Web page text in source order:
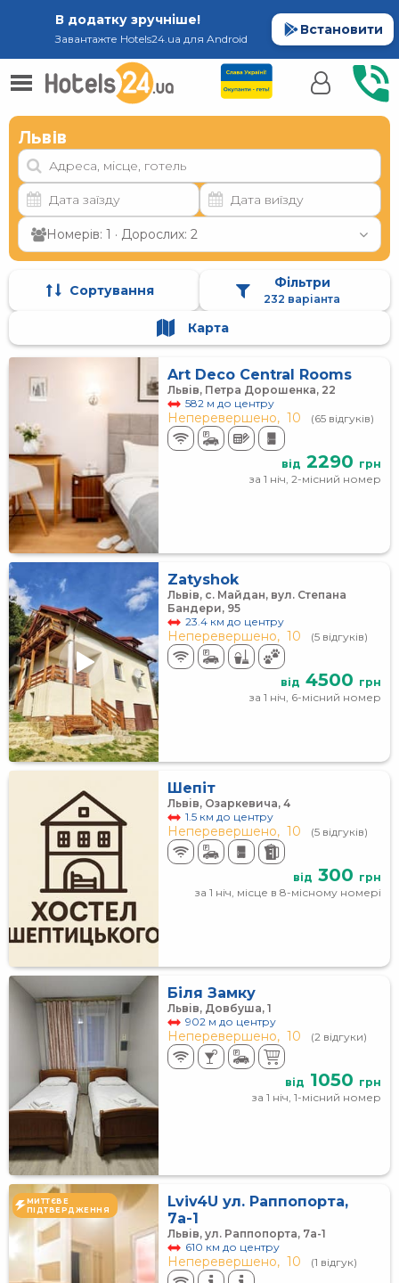
В додатку зручніше!
Завантажте Hotels24.ua для Android
Встановити
Львів
Номерів: 1 · Дорослих: 2
Сортування Фільтри
232 варіанта
Карта
Art Deco Central Rooms
Львів, Петра Дорошенка, 22
582 м до центру
Неперевершено, 10 (65 відгуків)
від 2290 грн
за 1 ніч, 2-місний номер
Zatyshok
Львів, с. Майдан, вул. Степана
Бандери, 95
23.4 км до центру
Неперевершено, 10 (5 відгуків)
від 4500 грн
за 1 ніч, 6-місний номер
Шепіт
Львів, Озаркевича, 4
1.5 км до центру
Неперевершено, 10 (5 відгуків)
від 300 грн
за 1 ніч, місце в 8-місному номері
Біля Замку
Львів, Довбуша, 1
902 м до центру
Неперевершено, 10 (2 відгуки)
від 1050 грн
за 1 ніч, 1-місний номер
МИТТЄВЕ
ПІДТВЕРДЖЕННЯ
Lviv4U ул. Раппопорта,
7а-1
Львів, ул. Раппопорта, 7а-1
610 км до центру
Неперевершено, 10 (1 відгук)